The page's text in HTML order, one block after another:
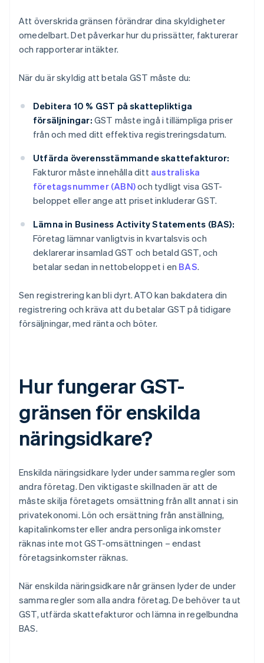
Att överskrida gränsen förändrar dina skyldigheter
omedelbart. Det påverkar hur du prissätter, fakturerar
och rapporterar intäkter.
När du är skyldig att betala GST måste du:
Debitera 10 % GST på skattepliktiga
försäljningar: GST måste ingå i tillämpliga priser
från och med ditt effektiva registreringsdatum.
Utfärda överensstämmande skattefakturor:
Fakturor måste innehålla ditt australiska
företagsnummer (ABN)och tydligt visa GST-
beloppet eller ange att priset inkluderar GST.
Lämna in Business Activity Statements (BAS):
Företag lämnar vanligtvis in kvartalsvis och
deklarerar insamlad GST och betald GST, och
betalar sedan in nettobeloppet i en BAS.
Sen registrering kan bli dyrt. ATO kan bakdatera din
registrering och kräva att du betalar GST på tidigare
försäljningar, med ränta och böter.
Hur fungerar GST-
gränsen för enskilda
näringsidkare?
Enskilda näringsidkare lyder under samma regler som
andra företag. Den viktigaste skillnaden är att de
måste skilja företagets omsättning från allt annat i sin
privatekonomi. Lön och ersättning från anställning,
kapitalinkomster eller andra personliga inkomster
räknas inte mot GST-omsättningen – endast
företagsinkomster räknas.
När enskilda näringsidkare når gränsen lyder de under
samma regler som alla andra företag. De behöver ta ut
GST, utfärda skattefakturor och lämna in regelbundna
BAS.